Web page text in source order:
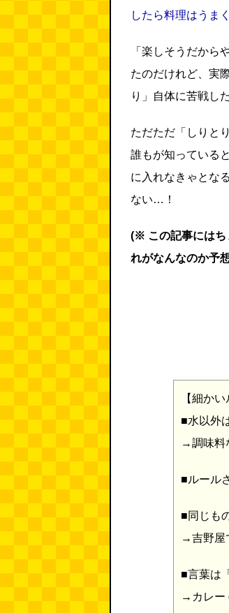
したら料理はうま
「楽しそうだから
たのだけれど、実
り」自体に苦戦した
ただただ「しりと
誰もが知っている
に入れなきゃとな
ない…！
(※ この記事にはち
れがなんなのか予
【細かい
■水以外
→調味料
■ルール
■同じも
→吉野屋
■言葉は
→カレー